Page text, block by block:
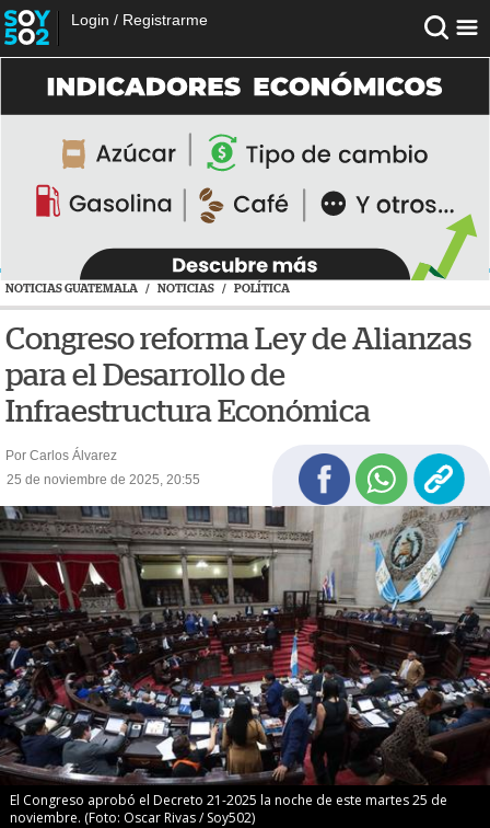
Login / Registrarme
NOTICIAS GUATEMALA / NOTICIAS / POLÍTICA
Congreso reforma Ley de Alianzas
para el Desarrollo de
Infraestructura Económica
Por Carlos Álvarez
25 de noviembre de 2025, 20:55
El Congreso aprobó el Decreto 21-2025 la noche de este martes 25 de
noviembre. (Foto: Oscar Rivas / Soy502)